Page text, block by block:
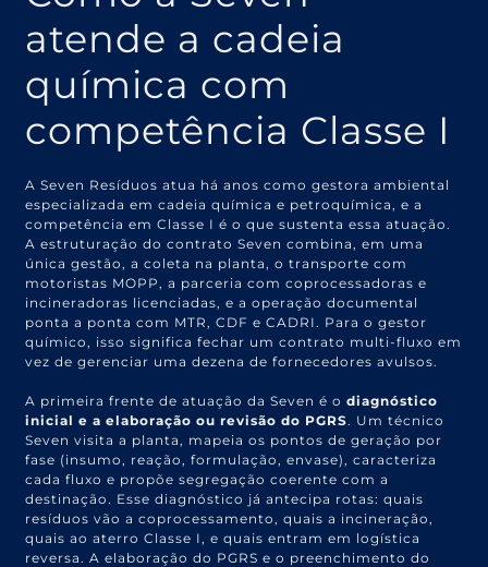
atende a cadeia
química com
competência Classe I
A Seven Resíduos atua há anos como gestora ambiental
especializada em cadeia química e petroquímica, e a
competência em Classe I é o que sustenta essa atuação.
A estruturação do contrato Seven combina, em uma
única gestão, a coleta na planta, o transporte com
motoristas MOPP, a parceria com coprocessadoras e
incineradoras licenciadas, e a operação documental
ponta a ponta com MTR, CDF e CADRI. Para o gestor
químico, isso significa fechar um contrato multi-fluxo em
vez de gerenciar uma dezena de fornecedores avulsos.
A primeira frente de atuação da Seven é odiagnóstico
inicial e a elaboração ou revisão do PGRS. Um técnico
Seven visita a planta, mapeia os pontos de geração por
fase (insumo, reação, formulação, envase), caracteriza
cada fluxo e propõe segregação coerente com a
destinação. Esse diagnóstico já antecipa rotas: quais
resíduos vão a coprocessamento, quais a incineração,
quais ao aterro Classe I, e quais entram em logística
reversa. A elaboração do PGRS e o preenchimento do